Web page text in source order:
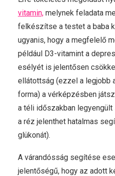
vitamin, melynek feladata
felkészítse a testet a baba
ugyanis, hogy a megfelelő
például D3-vitamint a
esélyét is jelentősen
ellátottság (ezzel a legjobb
forma) a vérképzésben
a téli időszakban
a réz jelenthet hatalmas
glükonát).
A várandósság segítése
jelentőségű, hogy az adott